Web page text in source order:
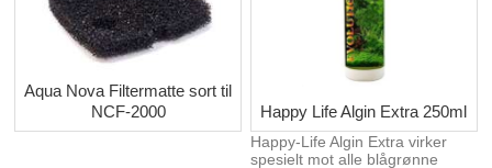
Aqua Nova Filtermatte sort til
NCF-2000
Happy Life Algin Extra 250ml
Happy-Life Algin Extra virker
spesielt mot alle blågrønne